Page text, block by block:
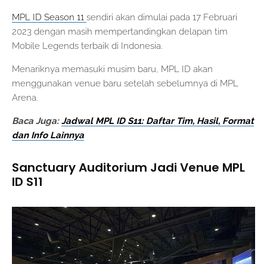
MPL ID Season 11 sendiri akan dimulai pada 17 Februari
2023 dengan masih mempertandingkan delapan tim
Mobile Legends terbaik di Indonesia.
Menariknya memasuki musim baru, MPL ID akan
menggunakan venue baru setelah sebelumnya di MPL
Arena.
Baca Juga:Jadwal MPL ID S11: Daftar Tim, Hasil, Format
dan Info Lainnya
Sanctuary Auditorium Jadi Venue MPL
ID S11